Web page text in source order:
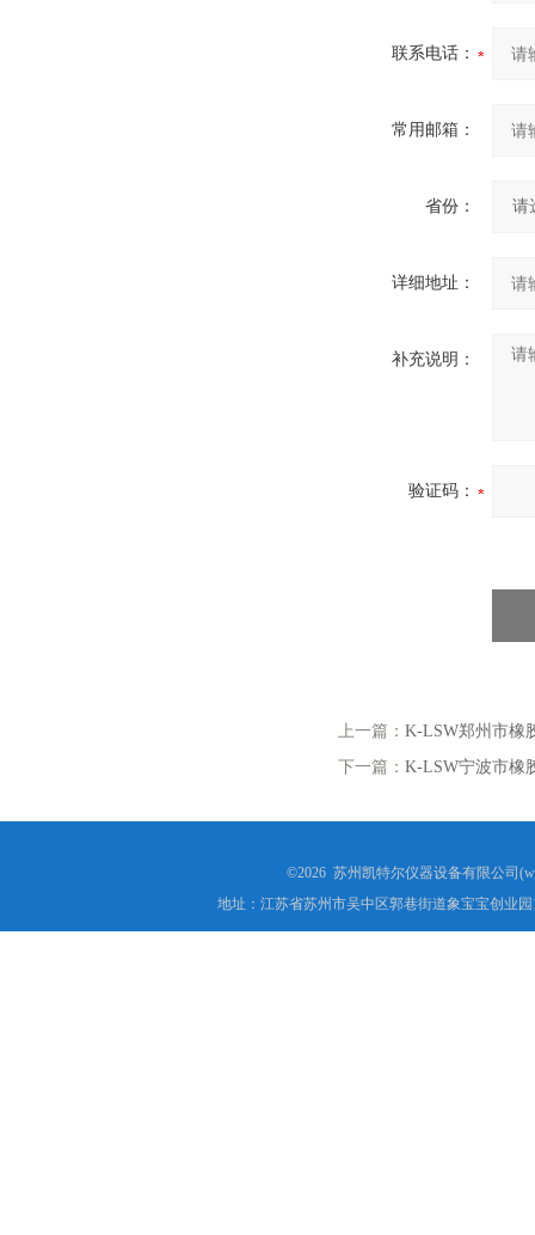
联系电话：
常用邮箱：
省份：
详细地址：
补充说明：
验证码：
上一篇： K-LSW郑州市橡
下一篇： K-LSW宁波市橡
©2026 苏州凯特尔仪器设备有限公司
地址：江苏省苏州市吴中区郭巷街道象宝宝创业